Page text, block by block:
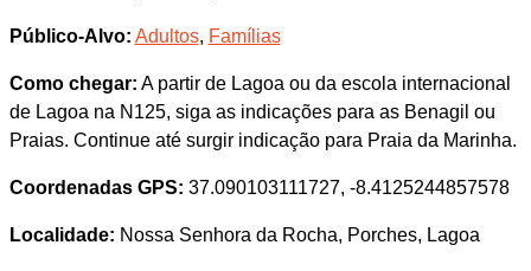
Público-Alvo: Adultos, Famílias
Como chegar: A partir de Lagoa ou da escola internacional
de Lagoa na N125, siga as indicações para as Benagil ou
Praias. Continue até surgir indicação para Praia da Marinha.
Coordenadas GPS: 37.090103111727, -8.4125244857578
Localidade: Nossa Senhora da Rocha, Porches, Lagoa